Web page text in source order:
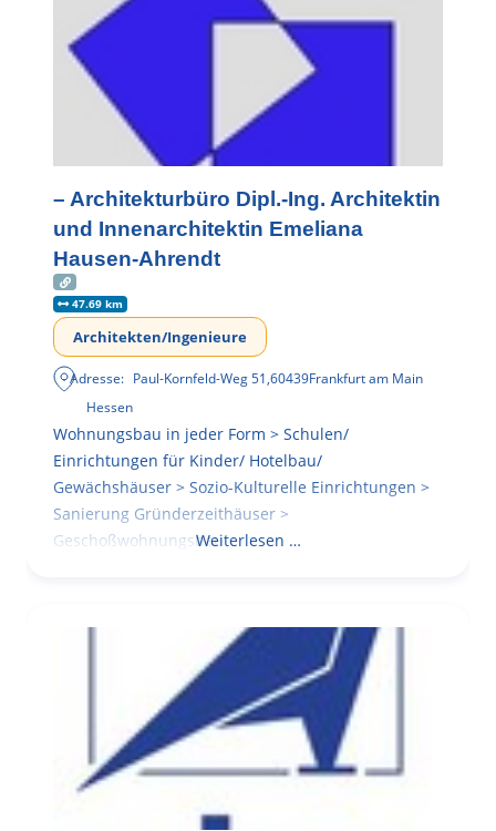
– Architekturbüro Dipl.-Ing. Architektin
und Innenarchitektin Emeliana
Hausen-Ahrendt
47.69 km
Architekten/Ingenieure
Adresse: Paul-Kornfeld-Weg 51,60439Frankfurt am Main
Hessen
Wohnungsbau in jeder Form > Schulen/
Einrichtungen für Kinder/ Hotelbau/
Gewächshäuser > Sozio-Kulturelle Einrichtungen >
Sanierung Gründerzeithäuser >
GeschoßwohnungsbauWeiterlesen …